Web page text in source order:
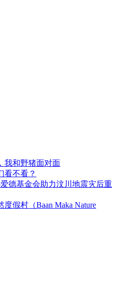
我和野猪面对面
看不看？
德基金会助力汶川地震灾后重
假村（Baan Maka Nature